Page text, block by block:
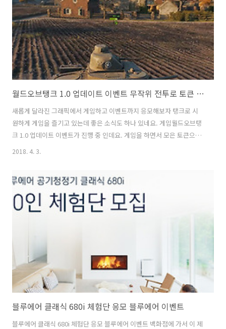
매직스톰은 손잡이가 있는 형태의 핸디형 제품 입니다. 상단에는 대형 팬
이 달려있..
월드오브탱크 1.0 업데이트 이벤트 무작위 전투로 토큰 얻고 상품도
새롭게 달라진 그래픽에서 게임하고 이벤트까지 응모해보자 탱크로 시
원하게 게임을 즐기고 있는데 좋은 소식도 하나 있네요. 게임월드오브탱
크 1.0 업데이트 이벤트가 진행 중 인데요. 게임을 하면서 모은 토큰으로
최강지역 경쟁을 하면 순위에 올라가면 상품이 있네요. 게임월드오브탱
다. 2위-251위는 인텔 코어 i7 프로세서를 준다고 합니다. 이벤트 기간내
에 응모해야하니 당장 설치해보아요. 게임을 즐기면서 좋아진 좋아진 그
래픽 그리고 새로 추가된 맵과 사운드 때문에 시간 가는 줄 모르고 게임
2018. 4. 3.
블루에어 클래식 680i 체험단 응모 블루에어 이벤트
블루에어 클래식 680i 체험단 응모 블루에어 이벤트 백화점에 가서 이 제